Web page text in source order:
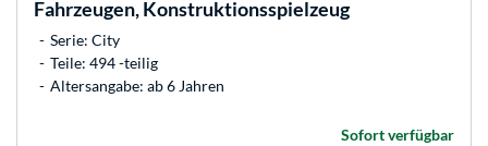
Fahrzeugen, Konstruktionsspielzeug
Serie: City
Teile: 494 -teilig
Altersangabe: ab 6 Jahren
Sofort verfügbar